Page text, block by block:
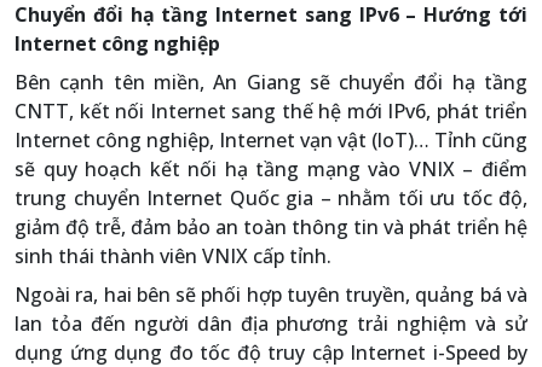
Chuyển đổi hạ tầng Internet sang IPv6 – Hướng tới
Internet công nghiệp
Bên cạnh tên miền, An Giang sẽ chuyển đổi hạ tầng
CNTT, kết nối Internet sang thế hệ mới IPv6, phát triển
Internet công nghiệp, Internet vạn vật (loT)… Tỉnh cũng
sẽ quy hoạch kết nối hạ tầng mạng vào VNIX – điểm
trung chuyển Internet Quốc gia – nhằm tối ưu tốc độ,
giảm độ trễ, đảm bảo an toàn thông tin và phát triển hệ
sinh thái thành viên VNIX cấp tỉnh.
Ngoài ra, hai bên sẽ phối hợp tuyên truyền, quảng bá và
lan tỏa đến người dân địa phương trải nghiệm và sử
dụng ứng dụng đo tốc độ truy cập Internet i-Speed by